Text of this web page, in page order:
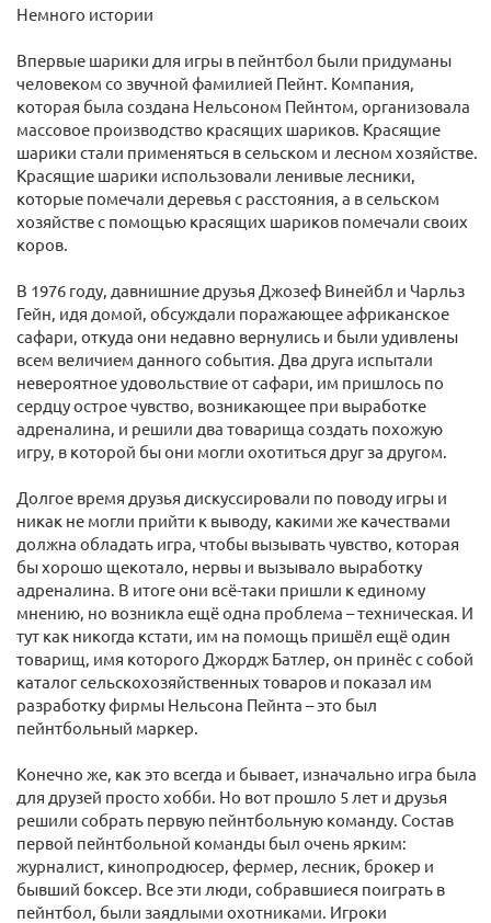
Немного истории
Впервые шарики для игры в пейнтбол были придуманы
человеком со звучной фамилией Пейнт. Компания,
которая была создана Нельсоном Пейнтом, организовала
массовое производство красящих шариков. Красящие
шарики стали применяться в сельском и лесном хозяйстве.
Красящие шарики использовали ленивые лесники,
которые помечали деревья с расстояния, а в сельском
хозяйстве с помощью красящих шариков помечали своих
коров.
В 1976 году, давнишние друзья Джозеф Винейбл и Чарльз
Гейн, идя домой, обсуждали поражающее африканское
сафари, откуда они недавно вернулись и были удивлены
всем величием данного события. Два друга испытали
невероятное удовольствие от сафари, им пришлось по
сердцу острое чувство, возникающее при выработке
адреналина, и решили два товарища создать похожую
игру, в которой бы они могли охотиться друг за другом.
Долгое время друзья дискуссировали по поводу игры и
никак не могли прийти к выводу, какими же качествами
должна обладать игра, чтобы вызывать чувство, которая
бы хорошо щекотало, нервы и вызывало выработку
адреналина. В итоге они всё-таки пришли к единому
мнению, но возникла ещё одна проблема – техническая. И
тут как никогда кстати, им на помощь пришёл ещё один
товарищ, имя которого Джордж Батлер, он принёс с собой
каталог сельскохозяйственных товаров и показал им
разработку фирмы Нельсона Пейнта – это был
пейнтбольный маркер.
Конечно же, как это всегда и бывает, изначально игра была
для друзей просто хобби. Но вот прошло 5 лет и друзья
решили собрать первую пейнтбольную команду. Состав
первой пейнтбольной команды был очень ярким:
журналист, кинопродюсер, фермер, лесник, брокер и
бывший боксер. Все эти люди, собравшиеся поиграть в
пейнтбол, были заядлыми охотниками. Игроки